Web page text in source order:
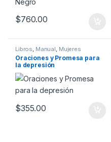
$760.00
Libros Manual Mujeres
Oraciones y Promesa para
la depresión
$355.00